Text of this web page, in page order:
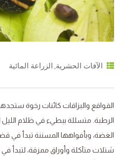
الآفات الحشرية الزراعة المائية
القواقع والبزاقات كائنات رخوة
الرطبة. متسللة ببطيء في ظلام الليل
الغضة، وبأفواهها المسننة تبدأ في
شتلات متآكلة وأوراق ممزقة، لتبدأ